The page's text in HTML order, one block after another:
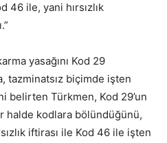
46 ile, yani hırsızlık
yasağını Kod 29
tazminatsız biçimde işten
belirten Türkmen, Kod 29’un
halde kodlara bölündüğünü,
iftirası ile Kod 46 ile işten